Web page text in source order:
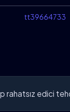
tt39664733
rahatsız edici